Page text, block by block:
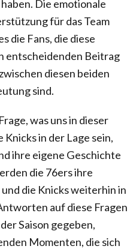
Die emotionale
für das Team
die Fans, die diese
entscheidenden Beitrag
diesen beiden
sind.
was uns in dieser
in der Lage sein,
ihre eigene Geschichte
die 76ers ihre
die Knicks weiterhin in
auf diese Fragen
Saison gegeben,
Momenten, die sich